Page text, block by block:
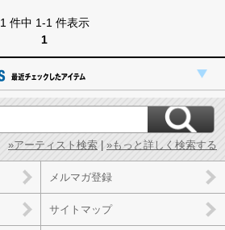
1 件中 1-1 件表示
1
»アーティスト検索 | »もっと詳しく検索する
メルマガ登録
サイトマップ